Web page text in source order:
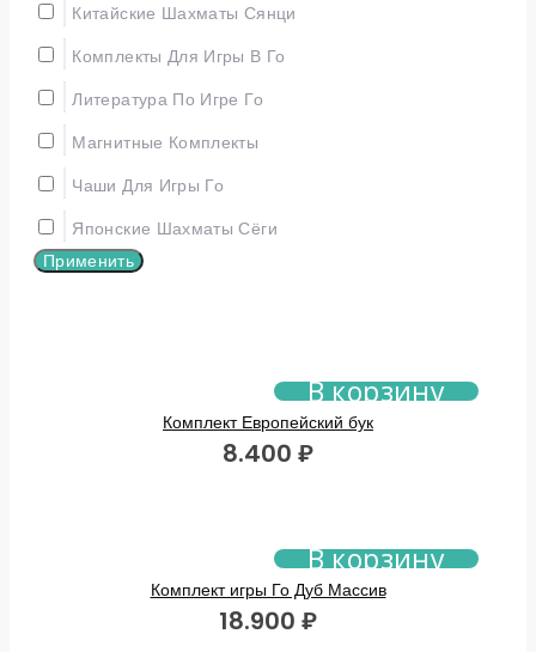
Китайские Шахматы Сянци
Комплекты Для Игры В Го
Литература По Игре Го
Магнитные Комплекты
Чаши Для Игры Го
Японские Шахматы Сёги
Применить
В корзину
Комплект Европейский бук
8.400 ₽
В корзину
Комплект игры Го Дуб Массив
18.900 ₽